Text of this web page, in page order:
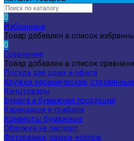
0
Избранные
Товар добавлен в список
0
Сравнение
Товар добавлен в список
Посуда для дома и офиса
Кружки керамические, стеклянные
Канцтовары
Бумага и бумажная продукция
Карандаши и грифели
Конверты бумажные
Обложки на паспорт
Фоторамки, рамки-коллаж